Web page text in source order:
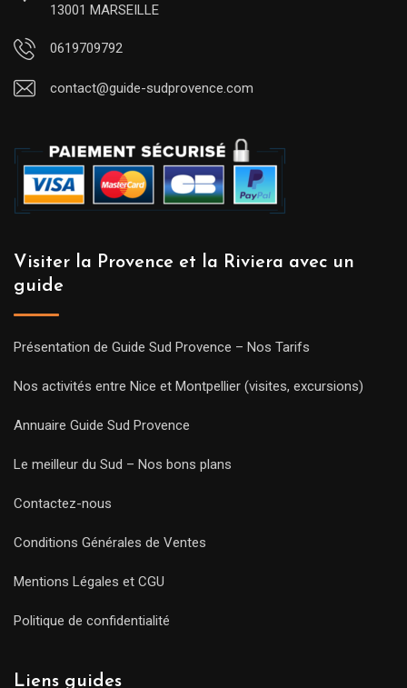
13001 MARSEILLE
0619709792
contact@guide-sudprovence.com
Visiter la Provence et la Riviera avec un
guide
Présentation de Guide Sud Provence – Nos Tarifs
Nos activités entre Nice et Montpellier (visites, excursions)
Annuaire Guide Sud Provence
Le meilleur du Sud – Nos bons plans
Contactez-nous
Conditions Générales de Ventes
Mentions Légales et CGU
Politique de confidentialité
Liens guides